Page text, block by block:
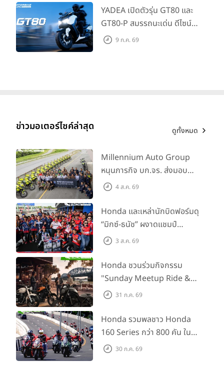
โอกาสให้คนรุ่นใหม่ ผ่านกิจกรรมสร้างสรรค์ที่มีคุณค่าแก่สังคม
ขณะเดียวกัน ไทยฮอนด้ายังให้ความสำคัญกับการสร้างแรงบันดาล
ใจให้เยาวชนไทยใช้กีฬาเป็นพื้นที่แห่งการเรียนรู้ พัฒนาศักยภาพ
และก้าวสู่ความสำเร็จทั้งในสนามและชีวิตจริง สะท้อนบทบาทองค์กร
ที่เป็นมากกว่าผู้นำในธุรกิจยานยนต์ แต่ยังเป็นแรงขับเคลื่อน
สำคัญในการพัฒนาสังคมไทยอย่างยั่งยืน
แฟนบอลที่สนใจ สามารถเดินทางไปรับชมการแข่งขันได้ฟรีทุกนัดที่
สนามแข่งขัน หรือรับชมการถ่ายทอดสดด้วยเทคโนโลยีใหม่ล่าสุด
ผ่านทางแอปพลิเคชัน “SOOP” พร้อมติดตามข่าวสารความ
เคลื่อนไหวการแข่งขันได้ทางเพจเฟซบุ๊ก กรมพลศึกษา กระทรวง
การท่องเที่ยวและกีฬา
สามารถติดตามรายละเอียดเพิ่มเติมได้ที่
เว็บไซต์ :https://www.thaihonda.co.th/honda/
เฟซบุ๊กรถจักรยานยนต์ฮอนด้า :
www.facebook.com/hondamotorcyclethailand/
อินสตาแกรม:
www.instagram.com/hondamotorcyclethailand
TikTok:www.tiktok.com/@hondamotorcycletha
YouTube:www.youtube.com/HondaMotorcycleTHA
YADEA เปิดตัวรุ่น GT80 และ
GT80-P สมรรถนะเด่น ดีไซน์หรู
ปลอดภัย ราคาเข้าถึงง่าย จด
9 ก.ค. 69
ข่าวมอเตอร์ไซค์ล่าสุด ดูทั้งหมด
Millennium Auto Group
หนุนภารกิจ บก.จร. ส่งมอบ
BMW R 1300 GS และ F 900
พร้อม ยกระดับทักษะการขับขี่
เสริมศักยภาพตำรวจจราจร
4 ส.ค. 69
Honda และเหล่านักบิดฟอร์มดุ
“มิกซ์-ธนัช” ผงาดแชมป์
SS600 2 สนามติด “ข้าวกล้อง”
สนาม 2
3 ส.ค. 69
Honda ชวนร่วมกิจกรรม
"Sunday Meetup Ride &
Soul" จิบกาแฟ พูดคุย แลก
กัน 16 ส.ค. นี้
31 ก.ค. 69
Honda รวมพลชาว Honda
160 Series กว่า 800 คัน ใน
งาน “THE ONE-SIXTI-ER ตัว
30 ก.ค. 69